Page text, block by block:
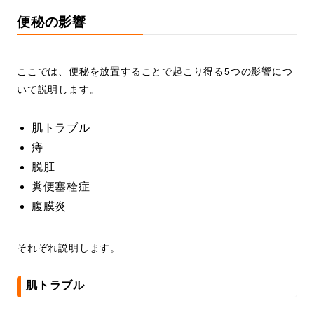
便秘の影響
ここでは、便秘を放置することで起こり得る5つの影響につ
いて説明します。
肌トラブル
痔
脱肛
糞便塞栓症
腹膜炎
それぞれ説明します。
肌トラブル